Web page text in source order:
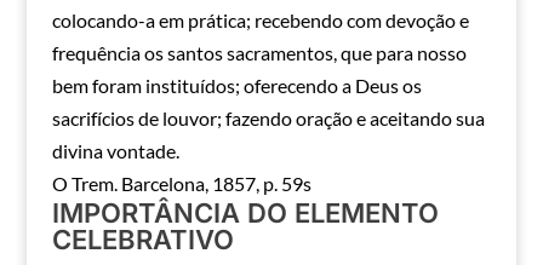
colocando-a em prática; recebendo com devoção e
frequência os santos sacramentos, que para nosso
bem foram instituídos; oferecendo a Deus os
sacrifícios de louvor; fazendo oração e aceitando sua
divina vontade.
O Trem. Barcelona, 1857, p. 59s
IMPORTÂNCIA DO ELEMENTO
CELEBRATIVO